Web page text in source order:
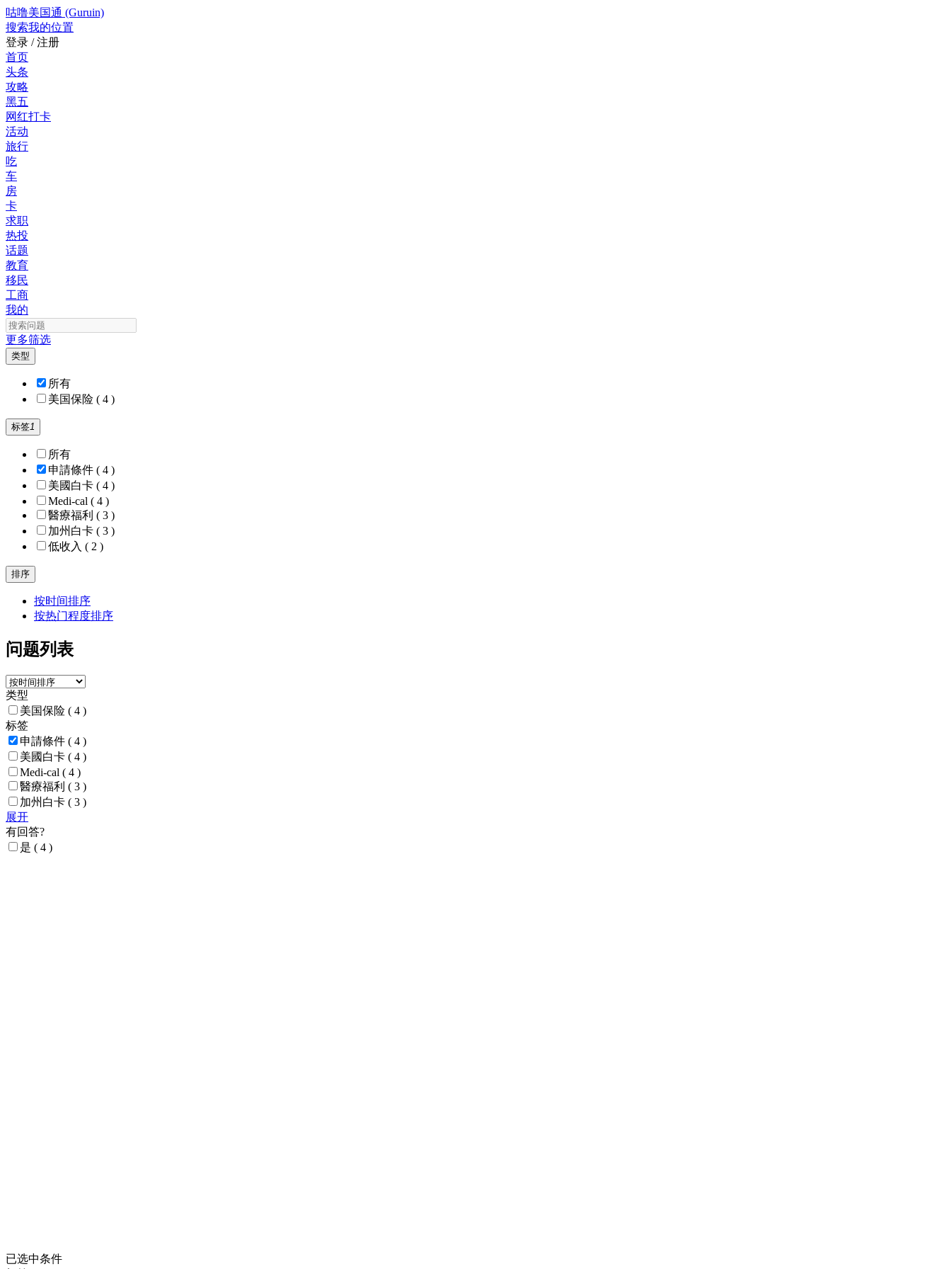
咕噜美国通 (Guruin)
搜索我的位置
登录 / 注册
首页
头条
攻略
黑五
网红打卡
活动
旅行
吃
车
房
卡
求职
热投
话题
教育
移民
工商
我的
更多筛选
类型
所有
美国保险 ( 4 )
标签1
所有
申請條件 ( 4 )
美國白卡 ( 4 )
Medi-cal ( 4 )
醫療福利 ( 3 )
加州白卡 ( 3 )
低收入 ( 2 )
排序
按时间排序
按热门程度排序
问题列表
类型
美国保险 ( 4 )
标签
申請條件 ( 4 )
美國白卡 ( 4 )
Medi-cal ( 4 )
醫療福利 ( 3 )
加州白卡 ( 3 )
展开
有回答?
是 ( 4 )
已选中条件